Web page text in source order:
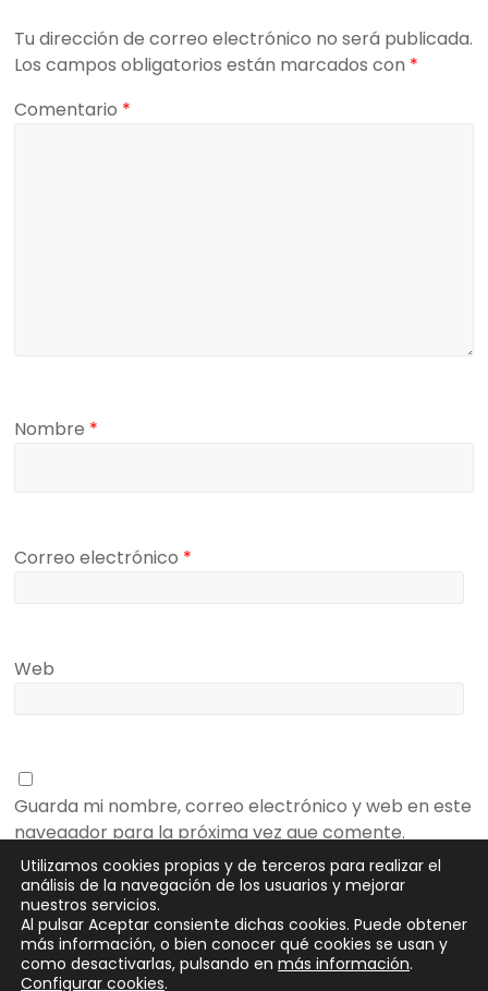
Tu dirección de correo electrónico no será publicada.
Los campos obligatorios están marcados con *
Comentario *
Nombre *
Correo electrónico *
Web
Guarda mi nombre, correo electrónico y web en este
navegador para la próxima vez que comente.
Utilizamos cookies propias y de terceros para realizar el
análisis de la navegación de los usuarios y mejorar
nuestros servicios.
Al pulsar Aceptar consiente dichas cookies. Puede obtener
más información, o bien conocer qué cookies se usan y
como desactivarlas, pulsando en más información.
Configurar cookies.